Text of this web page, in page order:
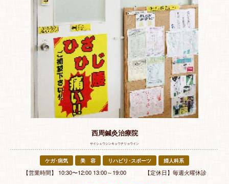
西周鍼灸治療院
サイシュウシンキュウチリョウイン
ケガ･病気 美 容 リハビリ･スポーツ 婦人科系
【営業時間】 10:30〜12:00 13:00～19:00 【定休日】毎週火曜休診